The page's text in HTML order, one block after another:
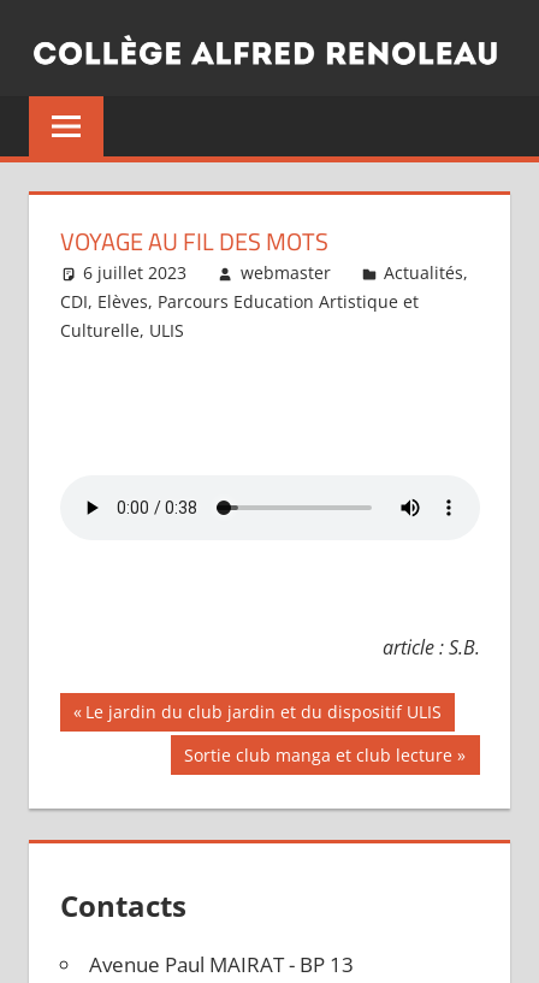
VOYAGE AU FIL DES MOTS
6 juillet 2023 webmaster Actualités,
CDI, Elèves, Parcours Education Artistique et
Culturelle, ULIS
article : S.B.
Navigation
l’article
Publication
précédente :
Le jardin du club jardin et du dispositif ULIS
Publication
suivante :
Sortie club manga et club lecture
Contacts
Avenue Paul MAIRAT - BP 13